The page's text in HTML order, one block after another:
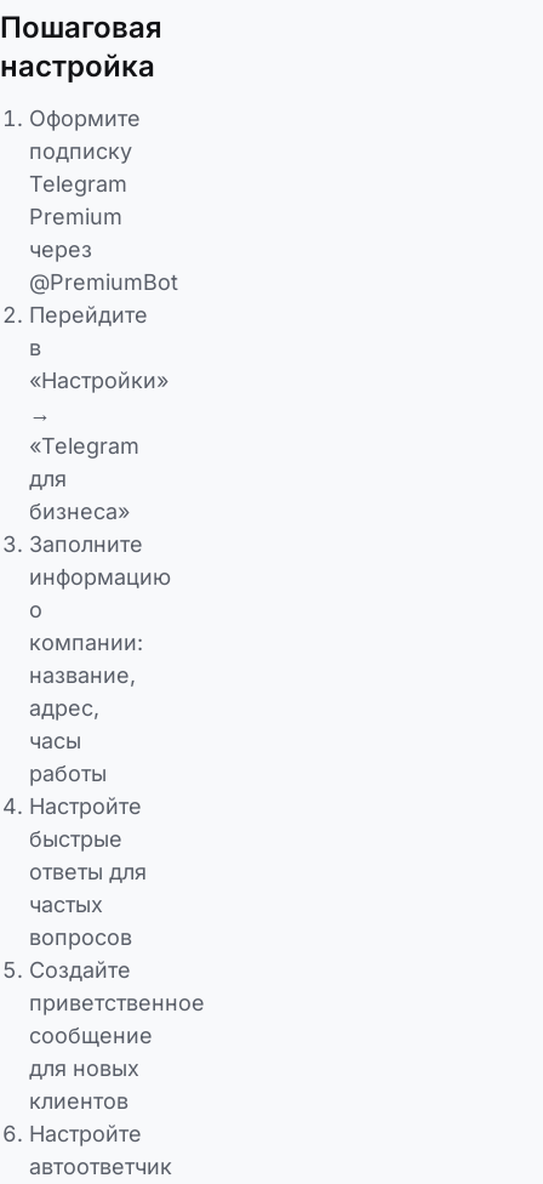
Пошаговая
настройка
Оформите
подписку
Telegram
Premium
через
@PremiumBot
Перейдите
в
«Настройки»
→
«Telegram
для
бизнеса»
Заполните
информацию
о
компании:
название,
адрес,
часы
работы
Настройте
быстрые
ответы для
частых
вопросов
Создайте
приветственное
сообщение
для новых
клиентов
Настройте
автоответчик